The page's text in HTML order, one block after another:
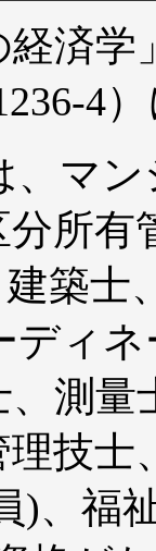
済
4
マン
所
築士
ディ
測量
技士
)、福